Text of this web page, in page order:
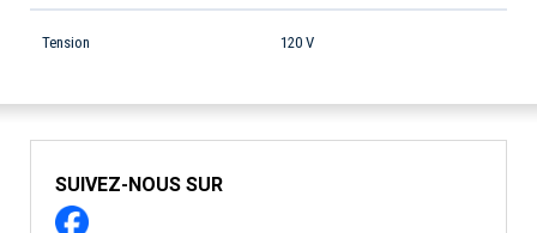
Tension 120 V
SUIVEZ-NOUS SUR